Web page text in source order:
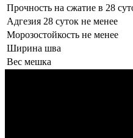
Прочность на сжатие в 28
Адгезия 28 суток не менее
Морозостойкость не менее
Ширина шва
Вес мешка